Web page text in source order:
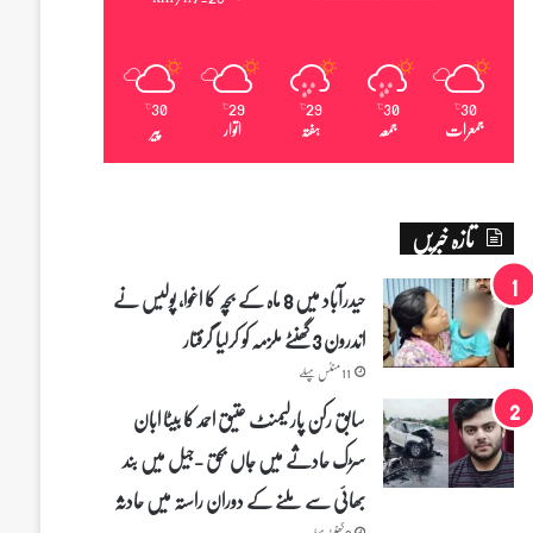
30
℃
جمعرات
30
℃
جمعہ
29
℃
ہفتہ
29
℃
اتوار
30
℃
پیر
تازہ خبریں
حیدرآباد میں 8 ماہ کے بچہ کا اغوا، پولیس نے
اندرون 3 گھنٹے ملزمہ کو کرلیا گرفتار
11 منٹس پہلے
سابق رکن پارلیمنٹ عتیق احمد کا بیٹا ابان
سڑک حادثے میں جاں بحق -جیل میں بند
بھائی سے ملنے کے دوران راستہ میں حادثہ